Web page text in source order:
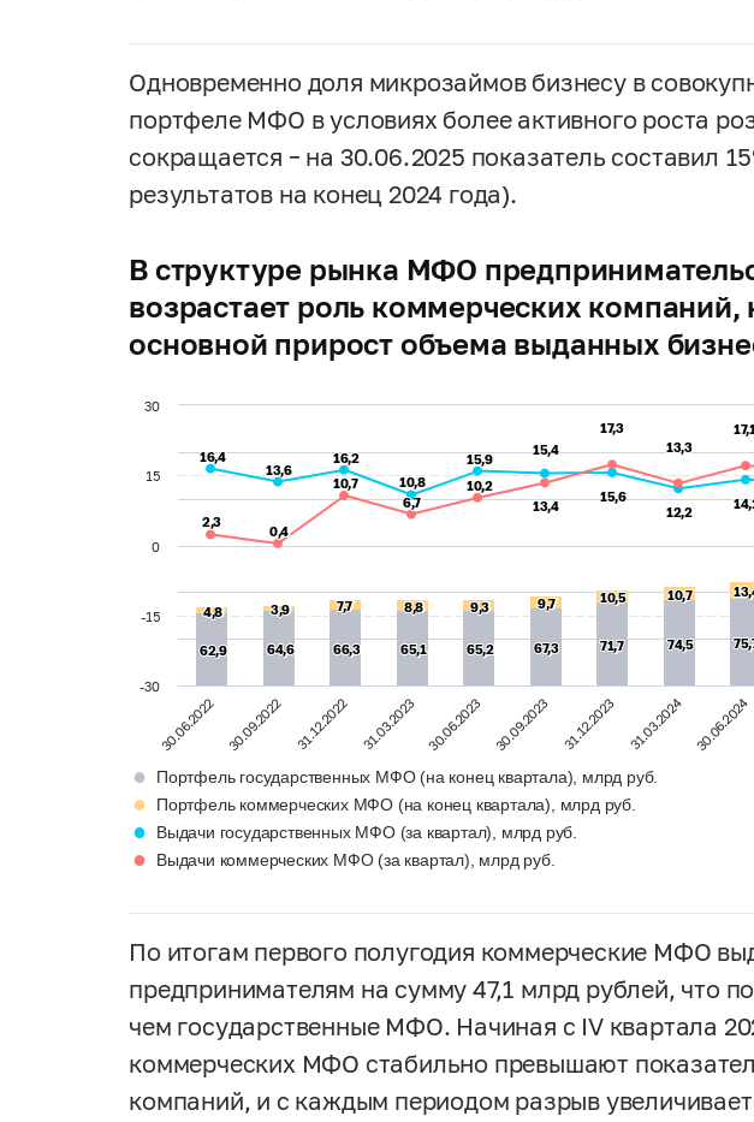
Одновременно доля микрозаймов бизнесу в
портфеле МФО в условиях более активного роста
сокращается – на 30.06.2025 показатель составил
результатов на конец 2024 года).
В структуре рынка МФО
возрастает роль коммерческих
основной прирост объема выданных
4,8
4,8 3,9
3,9 7,7
7,7 8,8
8,8 9,3
9,3 9,7
9,7 10,5
10,5 10,7
10,7
62,9
62,9 64,6
64,6 66,3
66,3 65,1
65,1 65,2
65,2 67,3
67,3 71,7
71,7 74,5
74,5
16,4
16,4
13,6
13,6
16,2
16,2
10,8
10,8
15,9
15,9
15,4
15,4
15,6
15,6
12,2
12,2
2,3
2,3
0,4
0,4
10,7
10,7
6,7
6,7
10,2
10,2
13,4
13,4
17,3
17,3
13,3
13,3
17,1
17,1
30.06.2022 30.09.2022 31.12.2022 31.03.2023 30.06.2023 30.09.2023 31.12.2023 31.03.2024 30.06.2024
-30
-15
0
15
30
● Портфель государственных МФО (на конец квартала), млрд руб.
● Портфель коммерческих МФО (на конец квартала), млрд руб.
● Выдачи государственных МФО (за квартал), млрд руб.
● Выдачи коммерческих МФО (за квартал), млрд руб.
По итогам первого полугодия коммерческие МФО
предпринимателям на сумму 47,1 млрд рублей, что
чем государственные МФО. Начиная с IV квартала
коммерческих МФО стабильно превышают
компаний, и с каждым периодом разрыв